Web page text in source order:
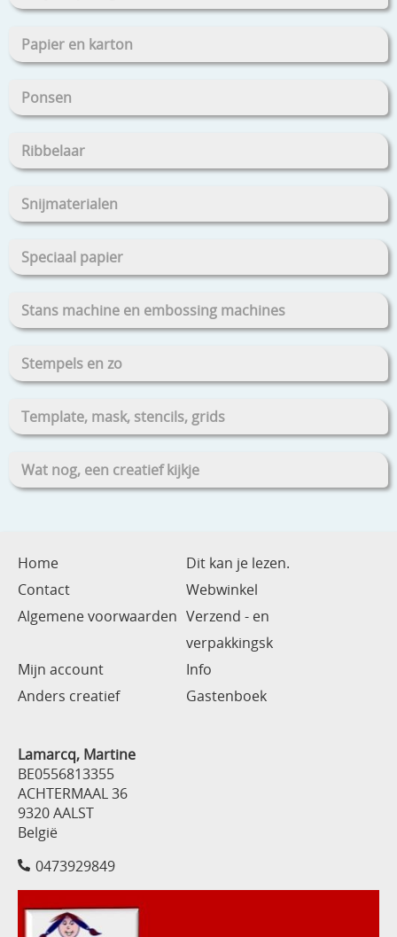
Papier en karton
Ponsen
Ribbelaar
Snijmaterialen
Speciaal papier
Stans machine en embossing machines
Stempels en zo
Template, mask, stencils, grids
Wat nog, een creatief kijkje
Home
Dit kan je lezen.
Contact
Webwinkel
Algemene voorwaarden Verzend - en
verpakkingsk
Mijn account
Info
Anders creatief
Gastenboek
Lamarcq, Martine
BE0556813355
ACHTERMAAL 36
9320 AALST
België
0473929849